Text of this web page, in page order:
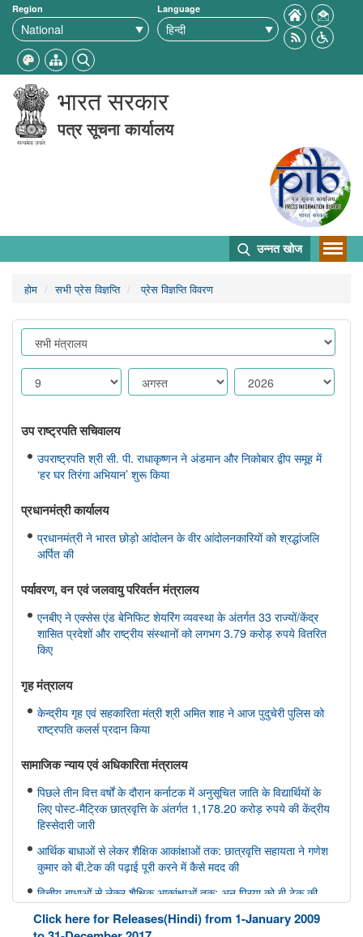
Region Language
भारत सरकार
पत्र सूचना कार्यालय
उन्नत खोज
होम सभी प्रेस विज्ञप्ति प्रेस विज्ञप्ति विवरण
उप राष्ट्रपति सचिवालय
उपराष्ट्रपति श्री सी. पी. राधाकृष्णन ने अंडमान और निकोबार द्वीप समूह में
‘हर घर तिरंगा अभियान’ शुरू किया
प्रधानमंत्री कार्यालय
प्रधानमंत्री ने भारत छोड़ो आंदोलन के वीर आंदोलनकारियों को श्रद्धांजलि
अर्पित की
पर्यावरण, वन एवं जलवायु परिवर्तन मंत्रालय
एनबीए ने एक्सेस एंड बेनिफिट शेयरिंग व्यवस्था के अंतर्गत 33 राज्यों/केंद्र
शासित प्रदेशों और राष्ट्रीय संस्थानों को लगभग 3.79 करोड़ रुपये वितरित
किए
गृह मंत्रालय
केन्द्रीय गृह एवं सहकारिता मंत्री श्री अमित शाह ने आज पुदुचेरी पुलिस को
राष्ट्रपति कलर्स प्रदान किया
सामाजिक न्‍याय एवं अधिकारिता मंत्रालय
पिछले तीन वित्त वर्षों के दौरान कर्नाटक में अनुसूचित जाति के विद्यार्थियों के
लिए पोस्ट-मैट्रिक छात्रवृत्ति के अंतर्गत 1,178.20 करोड़ रुपये की केंद्रीय
हिस्सेदारी जारी
आर्थिक बाधाओं से लेकर शैक्षिक आकांक्षाओं तक: छात्रवृत्ति सहायता ने गणेश
कुमार को बी.टेक की पढ़ाई पूरी करने में कैसे मदद की
वित्तीय बाधाओं से लेकर शैक्षिक आकांक्षाओं तक: अनु प्रिया को बी.टेक की
पढ़ाई पूरी करने में छात्रवृत्ति सहायता ने कैसे मदद की
Click here for Releases(Hindi) from 1-January 2009